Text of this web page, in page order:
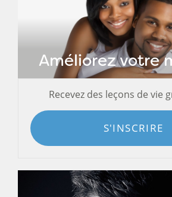
Améliorez votre
Recevez des leçons de vie
S'INSCRIRE